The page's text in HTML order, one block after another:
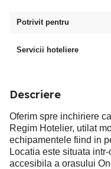
Potrivit pentru
Servicii hoteliere
Descriere
Oferim spre inchiriere
Regim Hotelier, utilat
echipamentele fiind in
Locatia este situata
accesibila a orasului